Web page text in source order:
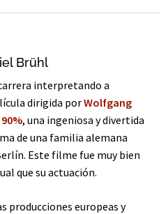
Brühl
interpretando a
dirigida porWolfgang
90%, una ingeniosa y divertida
de una familia alemana
Este filme fue muy bien
que su actuación.
producciones europeas y